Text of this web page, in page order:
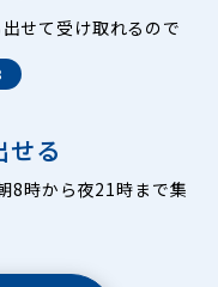
せて受け取れるので
せる
8時から夜21時まで集